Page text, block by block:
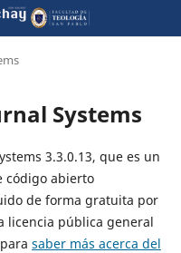
Systems
3.3.0.13, que es un
código abierto
de forma gratuita por
licencia pública general
saber más acerca del